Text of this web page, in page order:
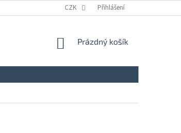
ZÁSADY ZPRACOVÁNÍ A
CZK Přihlášení
NÁKUPNÍ
Prázdný košík